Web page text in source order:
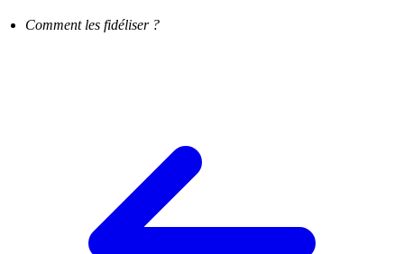
Comment les fidéliser ?